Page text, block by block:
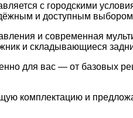
с городскими
и доступным
и современная
и складывающиеся
для вас — от базовых
комплектацию и